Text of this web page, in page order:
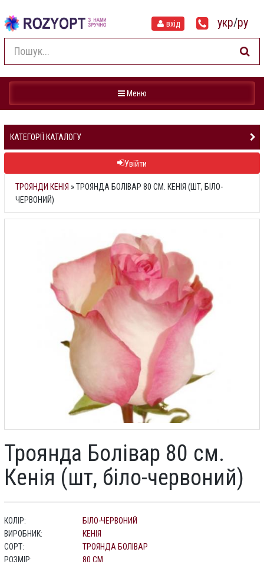
вхід укр/ру
Навігація
Меню
КАТЕГОРІЇ КАТАЛОГУ
Увійти
ТРОЯНДИ КЕНІЯ »ТРОЯНДА БОЛІВАР 80 СМ. КЕНІЯ (ШТ, БІЛО-
ЧЕРВОНИЙ)
Троянда Болівар 80 см.
Кенія (шт, біло-червоний)
КОЛІР:
БІЛО-ЧЕРВОНИЙ
ВИРОБНИК:
КЕНІЯ
СОРТ:
ТРОЯНДА БОЛІВАР
РОЗМІР:
80 СМ